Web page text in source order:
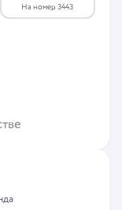
На номер 3443